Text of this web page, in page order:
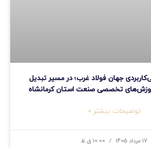
جهان فولاد غرب؛ در مسیر تبدیل
تخصصی صنعت استان کرمانشاه
توضیحات بیشتر »
17 مرداد 1405 10:00 ق.ظ